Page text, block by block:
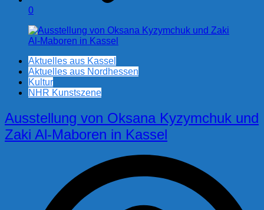
0
Aktuelles aus Kassel
Aktuelles aus Nordhessen
Kultur
NHR Kunstszene
Ausstellung von Oksana Kyzymchuk und
Zaki Al-Maboren in Kassel